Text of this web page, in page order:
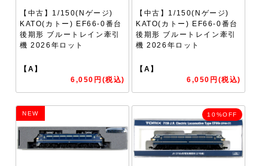
【中古】1/150(Nゲージ)
KATO(カトー) EF66-0番台
後期形 ブルートレイン牽引
機 2026年ロット
【A】
6,050円(税込)
【中古】1/150(Nゲージ)
KATO(カトー) EF66-0番台
後期形 ブルートレイン牽引
機 2026年ロット
【A】
6,050円(税込)
NEW 10%OFF